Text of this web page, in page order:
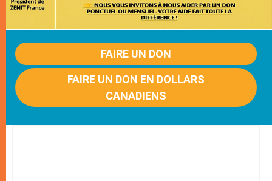
FAIRE UN DON
FAIRE UN DON EN DOLLARS
CANADIENS